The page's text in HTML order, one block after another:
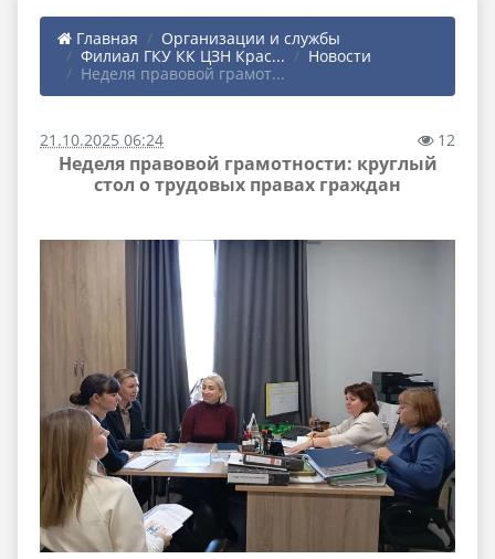
Главная
Организации и службы
Филиал ГКУ КК ЦЗН Крас...
Новости
Неделя правовой грамот...
21.10.2025 06:24 12
Неделя правовой грамотности: круглый
стол о трудовых правах граждан